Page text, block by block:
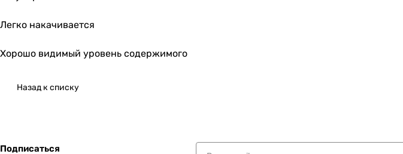
Легко накачивается
Хорошо видимый уровень содержимого
Назад к списку
Подписаться